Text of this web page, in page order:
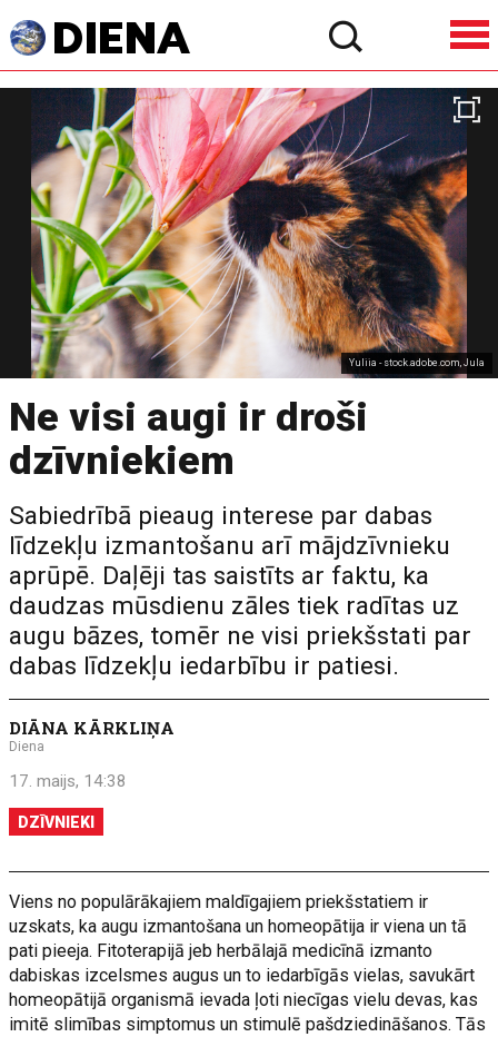
Yuliia - stock.adobe.com, Jula
Ne visi augi ir droši
dzīvniekiem
Sabiedrībā pieaug interese par dabas
līdzekļu izmantošanu arī mājdzīvnieku
aprūpē. Daļēji tas saistīts ar faktu, ka
daudzas mūsdienu zāles tiek radītas uz
augu bāzes, tomēr ne visi priekšstati par
dabas līdzekļu iedarbību ir patiesi.
DIĀNA KĀRKLIŅA
Diena
17. maijs, 14:38
DZĪVNIEKI
Viens no populārākajiem maldīgajiem priekšstatiem ir
uzskats, ka augu izmantošana un homeopātija ir viena un tā
pati pieeja. Fitoterapijā jeb herbālajā medicīnā izmanto
dabiskas izcelsmes augus un to iedarbīgās vielas, savukārt
homeopātijā organismā ievada ļoti niecīgas vielu devas, kas
imitē slimības simptomus un stimulē pašdziedināšanos. Tās